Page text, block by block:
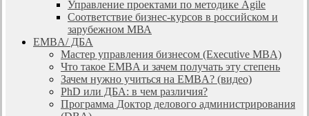
Управление проектами по методике Agile
Соответствие бизнес-курсов в российском и
зарубежном МВА
EMBA/ ДБA
Мастер управления бизнесом (Executive MBA)
Что такое EMBA и зачем получать эту степень
Зачем нужно учиться на EMBA? (видео)
PhD или ДБА: в чем различия?
Программа Доктор делового администрирования